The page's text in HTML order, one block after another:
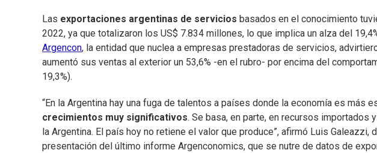
Las exportaciones argentinas de servicios basados en el conocimiento
2022, ya que totalizaron los US$ 7.834 millones, lo que implica un alza del
Argencon, la entidad que nuclea a empresas prestadoras de servicios,
aumentó sus ventas al exterior un 53,6% -en el rubro- por encima del
19,3%).
“En la Argentina hay una fuga de talentos a países donde la economía es más
crecimientos muy significativos. Se basa, en parte, en recursos
la Argentina. El país hoy no retiene el valor que produce”, afirmó Luis
presentación del último informe Argenconomics, que se nutre de datos de